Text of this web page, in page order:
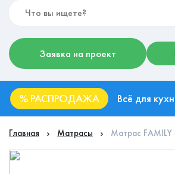
Заявка на проект
% РАСПРОДАЖА Всё для
Главная Матрасы Матрас